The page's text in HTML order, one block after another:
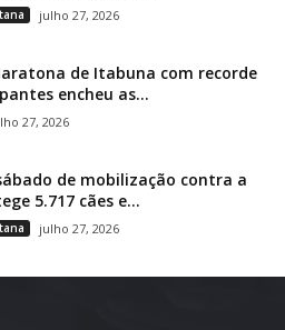
julho 27, 2026
de Itabuna com recorde
encheu as...
27, 2026
de mobilização contra a
5.717 cães e...
julho 27, 2026